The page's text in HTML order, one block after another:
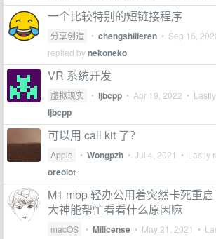
一个比较特别的短链接程序
分享创造 • chengshilieren • Sep 16,
replied bynekoneko
VR 系统开发
虚拟现实 • ljbcpp • Apr 19, 2022 •
ljbcpp
可以用 call kit 了？
Apple • Wongpzh • Jul 4, 2021 • Lastly
oreoiot
M1 mbp 轻办公用着突然卡死重
大神能帮忙看看什么原因嘛
macOS • Milicense • May 21, 2021 •